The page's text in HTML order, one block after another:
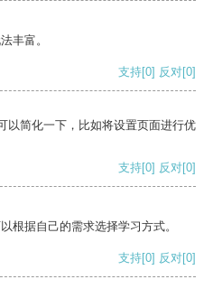
丰富。
支持[0] 反对[0]
以简化一下，比如将设置页面进行优
支持[0] 反对[0]
根据自己的需求选择学习方式。
支持[0] 反对[0]